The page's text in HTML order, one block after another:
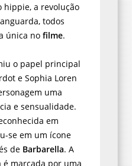
hippie, a revolução
todos
única no filme.
o papel principal
e Sophia Loren
uma
e sensualidade.
em
se em um ícone
de Barbarella. A
é marcada por uma